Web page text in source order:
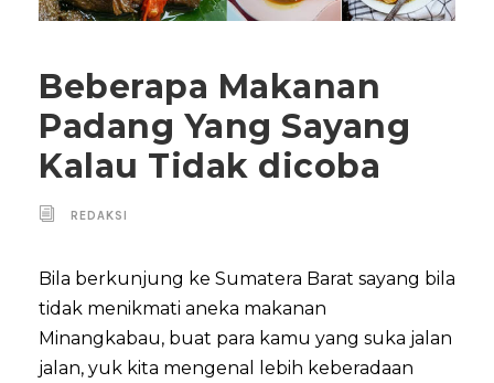
Beberapa Makanan
Padang Yang Sayang
Kalau Tidak dicoba
REDAKSI
Bila berkunjung ke Sumatera Barat sayang bila
tidak menikmati aneka makanan
Minangkabau, buat para kamu yang suka jalan
jalan, yuk kita mengenal lebih keberadaan